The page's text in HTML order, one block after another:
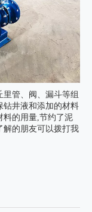
管、阀、漏斗等组
钻井液和添加的材料
料的用量,节约了泥
解的朋友可以拨打我